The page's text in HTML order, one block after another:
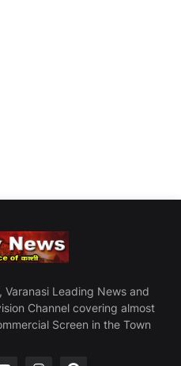
Varanasi Leading News and
Channel covering almost
Screen in the Town